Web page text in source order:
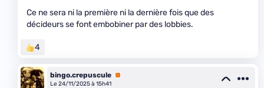
Ce ne sera ni la première ni la dernière fois que des
décideurs se font embobiner par des lobbies.
4
bingo.crepuscule Premium
Le 24/11/2025 à 15h41